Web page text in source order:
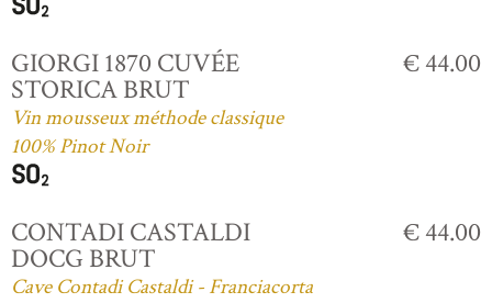
GIORGI 1870 CUVÉE
STORICA BRUT
Vin mousseux méthode classique
100% Pinot Noir
€ 44.00
CONTADI CASTALDI
DOCG BRUT
Cave Contadi Castaldi - Franciacorta
€ 44.00